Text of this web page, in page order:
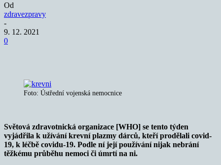
Od
zdravezpravy
-
9. 12. 2021
0
Foto: Ústřední vojenská nemocnice
Světová zdravotnická organizace [WHO] se tento týden
vyjádřila k užívání krevní plazmy dárců, kteří prodělali covid-
19, k léčbě covidu-19. Podle ní její používání nijak nebrání
těžkému průběhu nemoci či úmrtí na ni.